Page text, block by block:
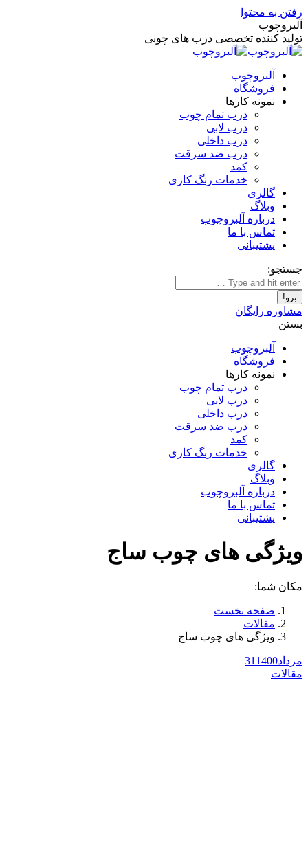
رفتن به محتوا
آلبروچوب
تولید کننده تخصصی درب های چوبی
آلبروچوب
فروشگاه
نمونه کارها
درب تمام چوب
درب لابی
درب داخلی
درب ضد سرقت
کمد
خدمات رنگ کاری
گالری
وبلاگ
درباره آلبروچوب
تماس با ما
پشتیبانی
جستجو:
مشاوره رایگان
بستن
آلبروچوب
فروشگاه
نمونه کارها
درب تمام چوب
درب لابی
درب داخلی
درب ضد سرقت
کمد
خدمات رنگ کاری
گالری
وبلاگ
درباره آلبروچوب
تماس با ما
پشتیبانی
ویژگی های چوب ساج
مکان شما:
صفحه نخست
مقالات
ویژگی های چوب ساج
مرداد 31 1400
مقالات